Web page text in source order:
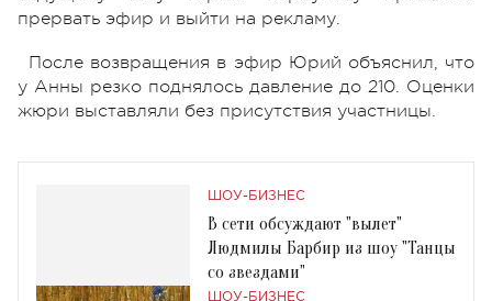
прервать эфир и выйти на рекламу.
После возвращения в эфир Юрий объяснил, что
у Анны резко поднялось давление до 210. Оценки
жюри выставляли без присутствия участницы.
ШОУ-БИЗНЕС
В сети обсуждают "вылет"
Людмилы Барбир из шоу "Танцы
со звездами"
ШОУ-БИЗНЕС